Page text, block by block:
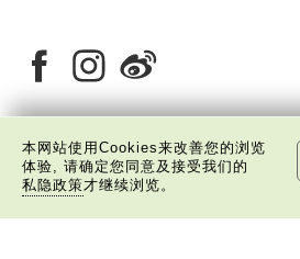
关于我们 版权告示 私隐政策声
本网站使用Cookies来改善您的浏览
体验, 请确定您同意及接受我们的
私隐政策才继续浏览。